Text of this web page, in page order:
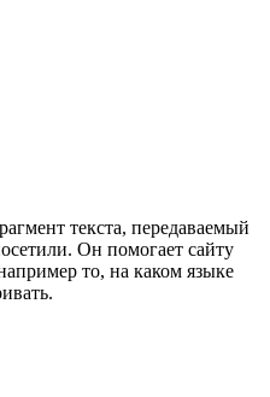
текста, передава­емый
Он помо­гает сайту
то, на каком языке